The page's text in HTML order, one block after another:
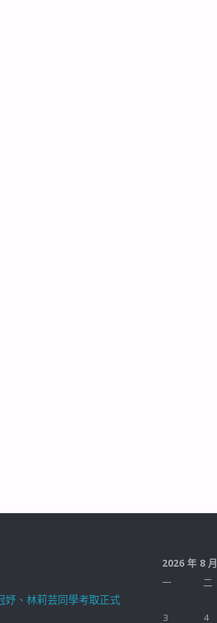
妤、林莉芸同學考取正式
2026 年 8 月
一
二
3
4